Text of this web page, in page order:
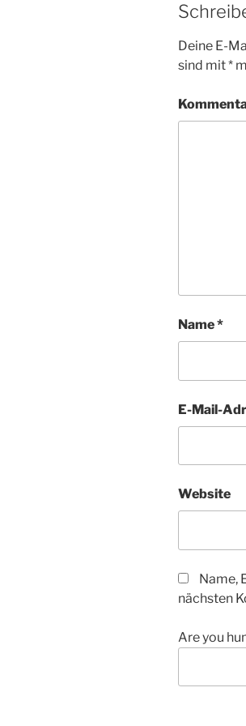
Deine E-
sind mit*
Name*
E-Mail-
Website
Name,
nächsten
Are you